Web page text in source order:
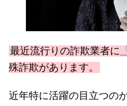
最近流行りの詐欺業者に
殊詐欺があります。
近年特に活躍の目立つの